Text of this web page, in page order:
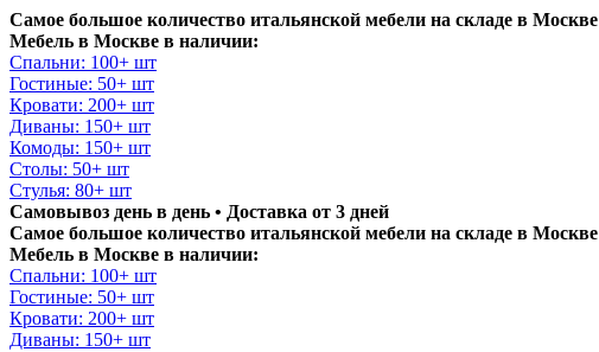
Самое большое количество итальянской мебели на складе в Москве
Мебель в Москве в наличии:
Спальни: 100+ шт
Гостиные: 50+ шт
Кровати: 200+ шт
Диваны: 150+ шт
Комоды: 150+ шт
Столы: 50+ шт
Стулья: 80+ шт
Самовывоз день в день • Доставка от 3 дней
Самое большое количество итальянской мебели на складе в Москве
Мебель в Москве в наличии:
Спальни: 100+ шт
Гостиные: 50+ шт
Кровати: 200+ шт
Диваны: 150+ шт